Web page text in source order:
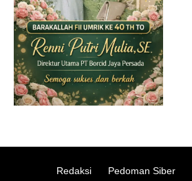
Redaksi Pedoman Siber